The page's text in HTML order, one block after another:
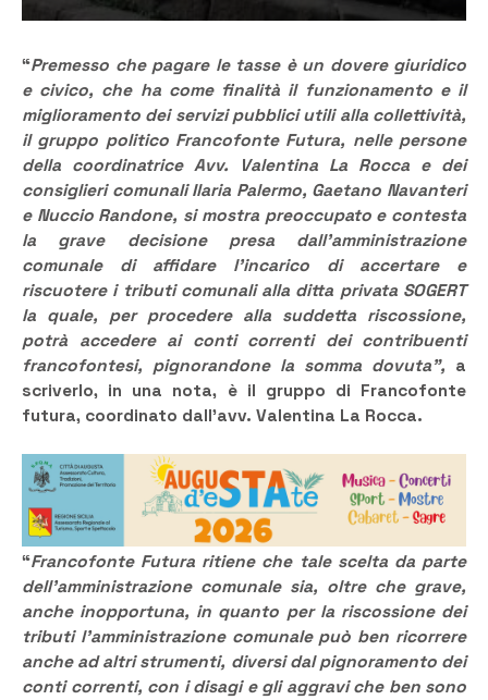
“Premesso che pagare le tasse è un dovere giuridico
e civico, che ha come finalità il funzionamento e il
miglioramento dei servizi pubblici utili alla collettività,
il gruppo politico Francofonte Futura, nelle persone
della coordinatrice Avv. Valentina La Rocca e dei
consiglieri comunali Ilaria Palermo, Gaetano Navanteri
e Nuccio Randone, si mostra preoccupato e contesta
la grave decisione presa dall’amministrazione
comunale di affidare l’incarico di accertare e
riscuotere i tributi comunali alla ditta privata SOGERT
la quale, per procedere alla suddetta riscossione,
potrà accedere ai conti correnti dei contribuenti
francofontesi, pignorandone la somma dovuta”, a
scriverlo, in una nota, è il gruppo di Francofonte
futura, coordinato dall’avv. Valentina La Rocca.
“Francofonte Futura ritiene che tale scelta da parte
dell’amministrazione comunale sia, oltre che grave,
anche inopportuna, in quanto per la riscossione dei
tributi l’amministrazione comunale può ben ricorrere
anche ad altri strumenti, diversi dal pignoramento dei
conti correnti, con i disagi e gli aggravi che ben sono